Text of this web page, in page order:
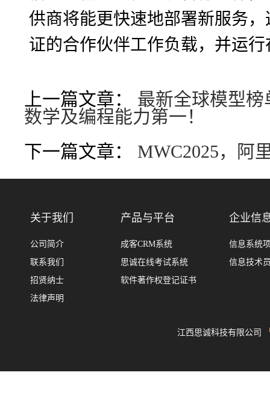
供商将能更快速地部署新服务
证的合作伙伴工作负载，并运
上一篇文章： 最新全球模型榜
数学及编程能力第一！
下一篇文章： MWC2025，阿
关于我们
公司简介
联系我们
招贤纳士
法律声明
产品与平台
成客CRM系统
思诚在线考试系统
软件著作权登记证书
企业信
信息系统
信息技术
江西思诚科技有限公司